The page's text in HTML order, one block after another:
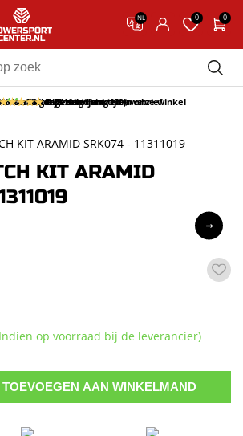
NL 0 0
afhalen & retourneren in onze winkel
Gratis bezorgd v.a. 150,-
30 dagen bedenktijd
korting bij inschrijving nieuwsbrief
9.5/10 (65 reviews)
KIT ARAMID SRK074 - 11311019
KIT ARAMID
op voorraad bij de leverancier)
TOEVOEGEN AAN WINKELMAND